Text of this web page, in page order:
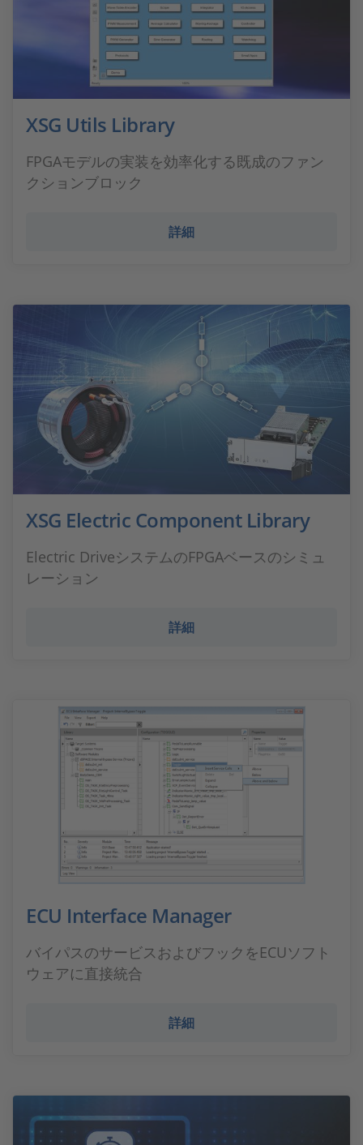
XSG Utils Library
FPGAモデルの実装を効率化する既成のファン
クションブロック
詳細
XSG Electric Component Library
Electric DriveシステムのFPGAベースのシミュ
レーション
詳細
ECU Interface Manager
バイパスのサービスおよびフックをECUソフト
ウェアに直接統合
詳細